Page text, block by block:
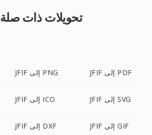
تحويلات ذات صلة
JFIF إلى PNG JFIF إلى PDF
JFIF إلى ICO JFIF إلى SVG
JFIF إلى DXF JFIF إلى GIF